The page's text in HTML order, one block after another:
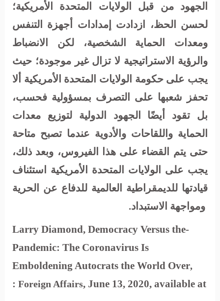
الجهود من قبل الولايات المتحدة الأمريكية؛
لحسن الحظ، ازدادت إمدادات أجهزة التنفس
ومعدات الحماية الشخصية، لكن الانضباط
والرؤية الاستراتيجية لا تزال غير موجودة؛ حيث
يجب على حكومة الولايات المتحدة الأمريكية ألا
تحفز شعبها على التصرف بمسؤولية فحسب،
بل تقود أيضًا الجهود الدولية لتوزيع معدات
الحماية واللقاحات والأدوية عندما تصبح متاحة
حتى يتم القضاء على هذا الفيروس، وبعد ذلك،
يجب على الولايات المتحدة الأمريكية استئناف
قيادتها للديمقراطية العالمية للدفاع عن الحرية
ومواجهة الاستبداد.
-Larry Diamond
, Democracy Versus the
Pandemic: The Coronavirus Is
Emboldening Autocrats the World Over,
Foreign Affairs, June 13, 2020, available at :